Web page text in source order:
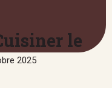
2025
le